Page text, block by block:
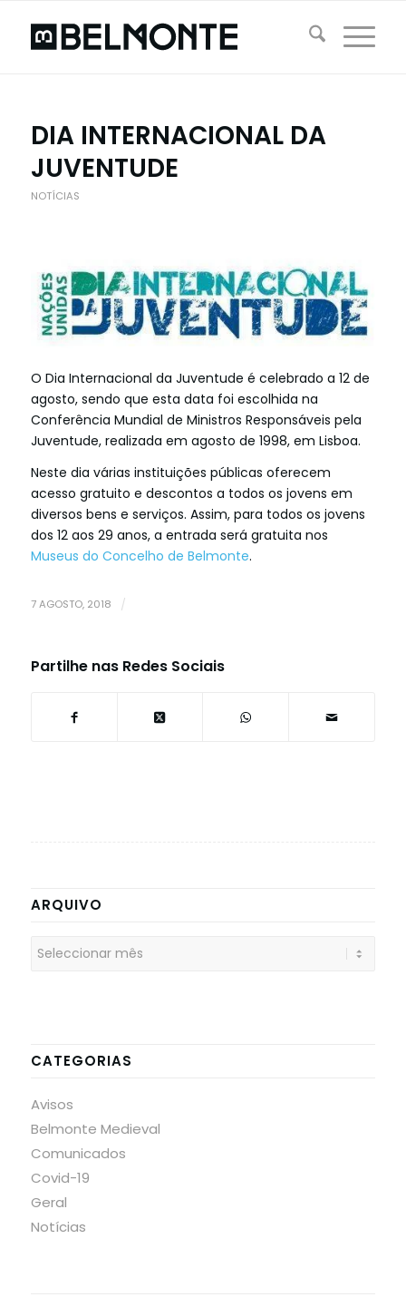
DIA INTERNACIONAL DA
JUVENTUDE
NOTÍCIAS
O Dia Internacional da Juventude é celebrado a 12 de
agosto, sendo que esta data foi escolhida na
Conferência Mundial de Ministros Responsáveis pela
Juventude, realizada em agosto de 1998, em Lisboa.
Neste dia várias instituições públicas oferecem
acesso gratuito e descontos a todos os jovens em
diversos bens e serviços. Assim, para todos os jovens
dos 12 aos 29 anos, a entrada será gratuita nos
Museus do Concelho de Belmonte.
7 AGOSTO, 2018 /
Partilhe nas Redes Sociais
ARQUIVO
CATEGORIAS
Avisos
Belmonte Medieval
Comunicados
Covid-19
Geral
Notícias